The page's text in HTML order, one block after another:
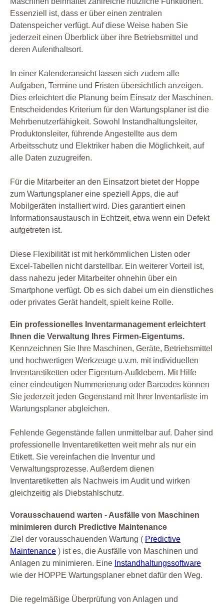
Essenziell ist, dass er über einen zentralen
Datenspeicher verfügt. Auf diese Weise haben Sie
jederzeit einen Überblick über ihre Betriebsmittel und
deren Aufenthaltsort.
In einer Kalenderansicht lassen sich zudem alle
Aufgaben, Termine und Fristen übersichtlich anzeigen.
Dies erleichtert die Planung beim Einsatz der Maschinen.
Entscheidendes Kriterium für den Wartungsplaner ist die
Mehrbenutzerfähigkeit. Sowohl Instandhaltungsleiter,
Produktonsleiter, führende Angestellte aus dem
Arbeitsschutz und Elektriker haben die Möglichkeit, auf
alle Daten zuzugreifen.
Für die Mitarbeiter an den Einsatzort bietet der Hoppe
zum Wartungsplaner eine speziell Apps, die auf
Mobilgeräten installiert wird. Dies garantiert einen
Informationsaustausch in Echtzeit, etwa wenn ein Defekt
aufgetreten ist.
Diese Flexibilität ist mit herkömmlichen Listen oder
Excel-Tabellen nicht darstellbar. Ein weiterer Vorteil ist,
dass nahezu jeder Mitarbeiter ohnehin über ein
Smartphone verfügt. Ob es sich dabei um ein dienstliches
oder privates Gerät handelt, spielt keine Rolle.
Ein professionelles Inventarmanagement erleichtert
Ihnen die Verwaltung Ihres Firmen-Eigentums.
Kennzeichnen Sie Ihre Maschinen, Geräte, Betriebsmittel
und hochwertigen Werkzeuge u.v.m. mit individuellen
Inventaretiketten oder Eigentum-Aufklebern. Mit Hilfe
einer eindeutigen Nummerierung oder Barcodes können
Sie jederzeit jeden Gegenstand mit Ihrer Inventarliste im
Wartungsplaner abgleichen.
Fehlende Gegenstände fallen unmittelbar auf. Daher sind
professionelle Inventaretiketten weit mehr als nur ein
Etikett. Sie vereinfachen die Inventur und
Verwaltungsprozesse. Außerdem dienen
Inventaretiketten als Nachweis im Audit und wirken
gleichzeitig als Diebstahlschutz.
Vorausschauend warten - Ausfälle von Maschinen
minimieren durch Predictive Maintenance
Ziel der vorausschauenden Wartung ( Predictive
Maintenance ) ist es, die Ausfälle von Maschinen und
Anlagen zu minimieren. Eine Instandhaltungssoftware
wie der HOPPE Wartungsplaner ebnet dafür den Weg.
Die regelmäßige Überprüfung von Anlagen und